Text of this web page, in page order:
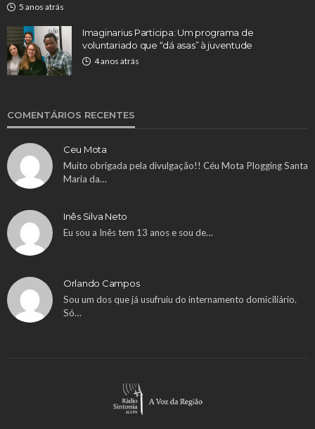
5 anos atrás
Imaginarius Participa: Um programa de
voluntariado que “dá asas” à juventude
4 anos atrás
COMENTÁRIOS RECENTES
Ceu Mota
Muito obrigada pela divulgação!! Céu Mota Plogging Santa
Maria da…
Inês Silva Neto
Eu sou a Inês tem 13 anos e sou de…
Orlando Campos
Sou um dos que já usufruiu do internamento domiciliário.
Só…